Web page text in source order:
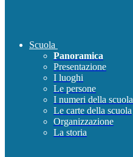
Scuola
Panoramica
Presentazione
I luoghi
Le persone
I numeri della scuola
Le carte della scuola
Organizzazione
La storia